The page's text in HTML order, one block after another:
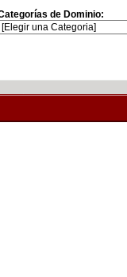
de Dominio: